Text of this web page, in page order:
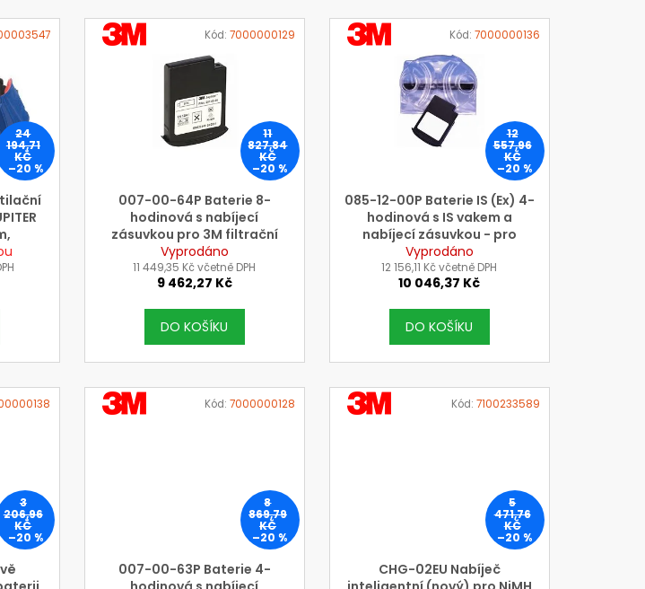
24
194,71
KČ
–20 %
VÝROBCE
3M
11
827,84
KČ
–20 %
007-00-64P Baterie 8-
hodinová s nabíjecí
zásuvkou pro 3M filtrační
jednotku JUPITER (ne pro
použítí I.S. = Ex)
Vyprodáno
11 449,35 Kč včetně DPH
9 462,27 Kč
DO KOŠÍKU
Kód: 7000000129 VÝROBCE
3M
12
557,96
KČ
–20 %
085-12-00P Baterie IS (Ex) 4-
hodinová s IS vakem a
nabíjecí zásuvkou - pro
filtrační jednotku 3M JUPITER
Vyprodáno
12 156,11 Kč včetně DPH
10 046,37 Kč
DO KOŠÍKU
Kód: 7000000136
3
206,96
KČ
–20 %
VÝROBCE
3M
8
869,79
KČ
–20 %
007-00-63P Baterie 4-
Kód: 7000000128 VÝROBCE
3M
5
471,76
KČ
–20 %
CHG-02EU Nabíječ
Kód: 7100233589